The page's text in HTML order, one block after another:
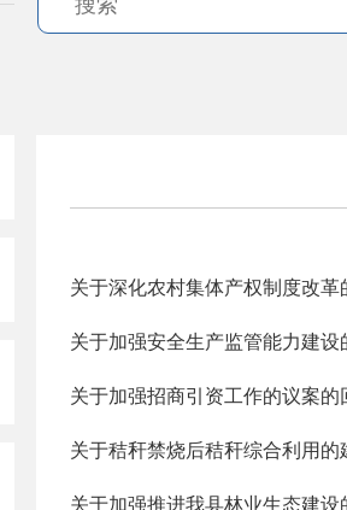
关于深化农村集体产权制度改革
关于加强安全生产监管能力建设
关于加强招商引资工作的议案的
关于秸秆禁烧后秸秆综合利用的
关于加强推进我县林业生态建设